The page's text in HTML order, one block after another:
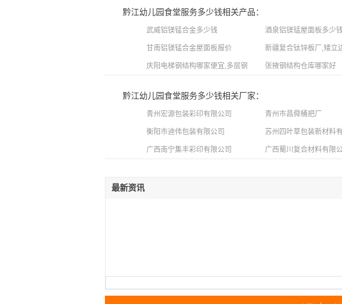
黔江幼儿园食堂服务多少钱相关产品：
武威铝镁锰合金多少钱 酒泉铝镁锰屋面板多少
甘南铝镁锰合金屋面板报价 新疆复合钛锌板厂,矮立
庆阳电梯钢结构哪家便宜,多层钢结构定制张掖钢结构仓库哪家好
黔江幼儿园食堂服务多少钱相关厂家：
青州宏源包装彩印有限公司 青州市昌舜桶把厂
衡阳市迪伟包装有限公司 苏州四叶草包装新材料
广西南宁集丰彩印有限公司 广西蜀川复合材料有限
最新资讯